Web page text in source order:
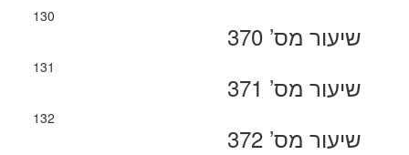
130
שיעור מס’ 370
131
שיעור מס’ 371
132
שיעור מס’ 372